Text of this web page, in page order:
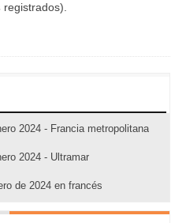
registrados).
2024 - Francia metropolitana
2024 - Ultramar
de 2024 en francés